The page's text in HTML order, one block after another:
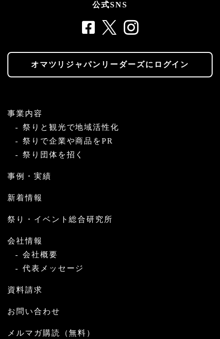
公式SNS
オマツリジャパンリーダーズにログイン
事業内容
祭りと観光で地域活性化
祭りで企業や商品をPR
祭り団体を招く
事例・実績
新着情報
祭り・イベント総合研究所
会社情報
会社概要
代表メッセージ
資料請求
お問い合わせ
メルマガ購読（無料）